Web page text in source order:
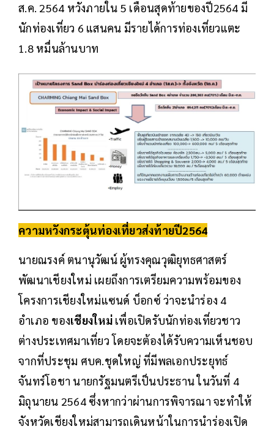
ส.ค. 2564 หวังภายใน 5 เดือนสุดท้ายของปี2564 มี
นักท่องเที่ยว 6 แสนคน มีรายได้การท่องเที่ยวแตะ
1.8 หมื่นล้านบาท
ความหวังกระตุ้นท่องเที่ยวส่งท้ายปี2564
นายณรงค์ ตนานุวัฒน์ ผู้ทรงคุณวุฒิยุทธศาสตร์
พัฒนาเชียงใหม่ เผยถึงการเตรียมความพร้อมของ
โครงการเชียงใหม่แซนด์ บ็อกซ์ ว่าจะนำร่อง 4
อำเภอ ของเชียงใหม่เพื่อเปิดรับนักท่องเที่ยวชาว
ต่างประเทศมาเที่ยว โดยจะต้องได้รับความเห็นชอบ
จากที่ประชุม ศบค.ชุดใหญ่ ที่มีพลเอกประยุทธ์
จันทร์โอชา นายกรัฐมนตรีเป็นประธาน ในวันที่ 4
มิถุนายน 2564 ซึ่งหากว่าผ่านการพิจารณา จะทำให้
จังหวัดเชียงใหม่สามารถเดินหน้าในการนำร่องเปิด